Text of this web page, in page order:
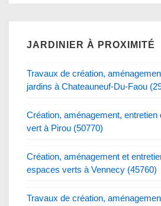
JARDINIER À PROXIMITÉ
Travaux de création,
jardins à Chateauneuf-Du-Faou
Création, aménagement, entretien
vert à Pirou (50770)
Création, aménagement et
espaces verts à Vennecy (45760)
Travaux de création,